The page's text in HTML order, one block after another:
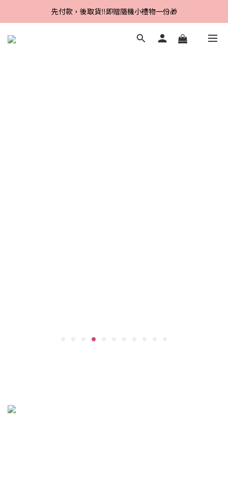
Line好友招募中，首購、回購皆贈100元
先付款，後取貨‼️即贈隨機小禮物一份🎁
Line好友招募中，首購、回購皆贈100元